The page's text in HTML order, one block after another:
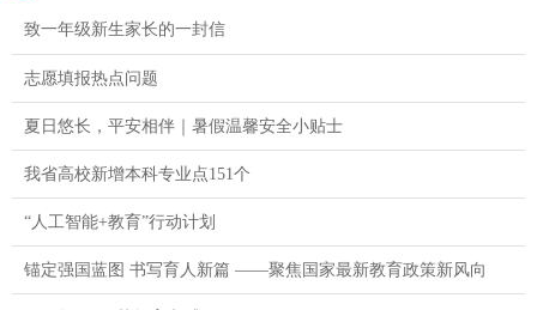
致一年级新生家长的一封信
志愿填报热点问题
夏日悠长，平安相伴｜暑假温馨安全小贴士
我省高校新增本科专业点151个
“人工智能+教育”行动计划
锚定强国蓝图 书写育人新篇 ——聚焦国家最新教育政策新风向